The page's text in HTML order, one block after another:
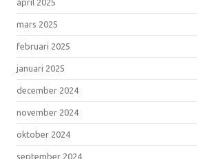
april 2025
mars 2025
februari 2025
januari 2025
december 2024
november 2024
oktober 2024
september 2024